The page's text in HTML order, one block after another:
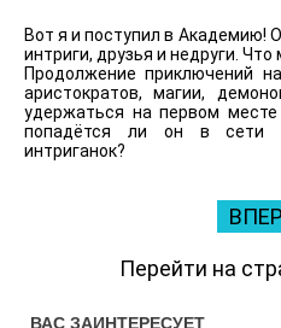
Вот я и поступил в Академию!
интриги, друзья и недруги.
Продолжение приключений
аристократов, магии,
удержаться на первом месте
попадётся ли он в сети
интриганок?
Перейти на